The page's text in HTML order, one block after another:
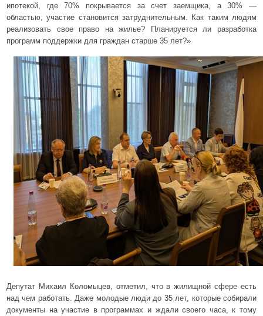
ипотекой, где 70% покрывается за счет заемщика, а 30% —
областью, участие становится затруднительным. Как таким людям
реализовать свое право на жилье? Планируется ли разработка
программ поддержки для граждан старше 35 лет?»
Депутат Михаил Коломыцев, отметил, что в жилищной сфере есть
над чем работать. Даже молодые люди до 35 лет, которые собирали
документы на участие в программах и ждали своего часа, к тому